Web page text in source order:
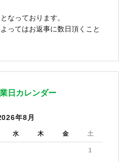
なっております。
ってはお返事に数日頂くこと
日カレンダー
年8月
水 木 金 土
1